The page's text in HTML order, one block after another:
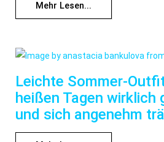
Mehr Lesen...
Leichte Sommer-
heißen Tagen wirklich
und sich angenehm